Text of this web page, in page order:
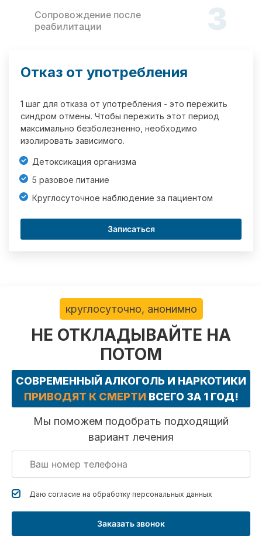
Сопровождение после
реабилитации
3
Отказ от употребления
1 шаг для отказа от употребления - это пережить
синдром отмены. Чтобы пережить этот период
максимально безболезненно, необходимо
изолировать зависимого.
Детоксикация организма
5 разовое питание
Круглосуточное наблюдение за пациентом
Записаться
круглосуточно, анонимно
НЕ ОТКЛАДЫВАЙТЕ НА
ПОТОМ
СОВРЕМЕННЫЙ АЛКОГОЛЬ И НАРКОТИКИ
ПРИВОДЯТ К СМЕРТИ ВСЕГО ЗА 1 ГОД!
Мы поможем подобрать подходящий
вариант лечения
Даю согласие на обработку персональных данных
Заказать звонок